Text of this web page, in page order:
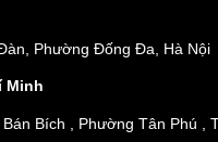
Phường Đống Đa, Hà Nội
Minh
Bích , Phường Tân Phú ,